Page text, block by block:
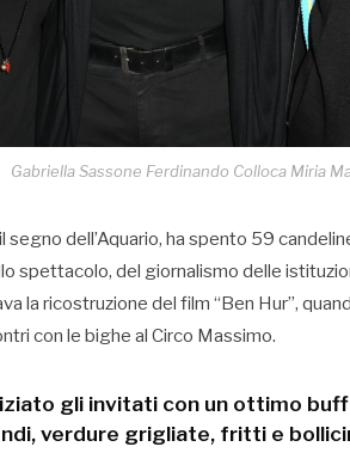
Gabriella Sassone Ferdinando Colloca Miria
dell’Aquario, ha spento 59
spettacolo, del giornalismo delle
la ricostruzione del film “Ben Hur”,
con le bighe al Circo Massimo.
gli invitati con un ottimo
verdure grigliate, fritti e